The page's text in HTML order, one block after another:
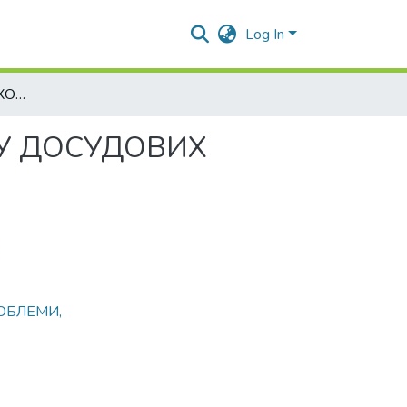
Log In
ЗАСТОСУВАННЯ ПСИХОЛІНГВІСТИЧНИХ ЗНАНЬ У ДОСУДОВИХ РОЗСЛІДУВАННЯХ
ДОСУДОВИХ